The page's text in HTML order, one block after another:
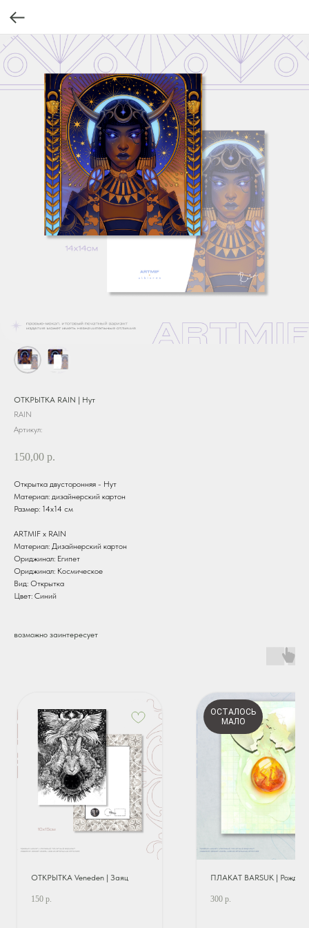
ОТКРЫТКА RAIN | Нут
RAIN
Артикул:
150,00 р.
Открытка двусторонняя - Нут
Материал: дизайнерский картон
Размер: 14х14 см
ARTMIF х RAIN
Материал: Дизайнерский картон
Ориджинал: Египет
Ориджинал: Космическое
Вид: Открытка
Цвет: Синий
возможно заинтересует
ОТКРЫТКА Veneden | Заяц
150 р.
ОСТАЛОСЬ
МАЛО
ПЛАКАТ BARSUK |
300 р.